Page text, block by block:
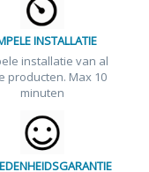
INSTALLATIE
installatie van al
producten. Max 10
minuten